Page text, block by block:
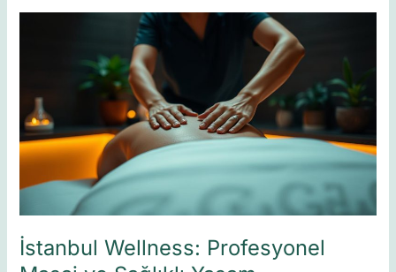
İstanbul Wellness: Profesyonel
Profesyonel
ve
Sağlıklı
Yaşam